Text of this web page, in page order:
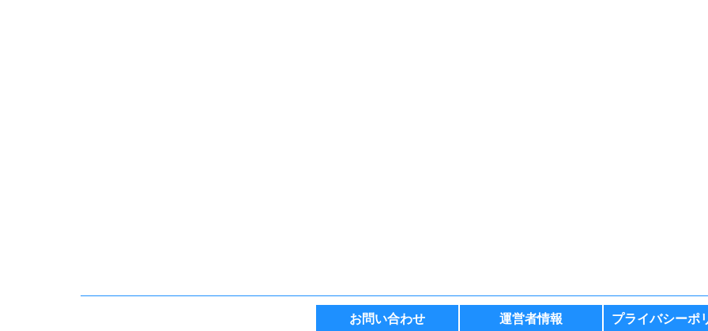
お問い合わせ 運営者情報 プライバシーポ